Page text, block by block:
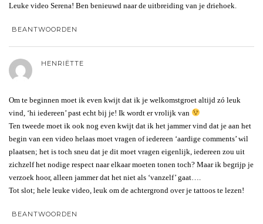
Leuke video Serena! Ben benieuwd naar de uitbreiding van je driehoek.
BEANTWOORDEN
HENRIËTTE
Om te beginnen moet ik even kwijt dat ik je welkomstgroet altijd zó leuk
vind, ‘hi iedereen’ past echt bij je! Ik wordt er vrolijk van
Ten tweede moet ik ook nog even kwijt dat ik het jammer vind dat je aan het
begin van een video helaas moet vragen of iedereen ‘aardige comments’ wil
plaatsen; het is toch sneu dat je dit moet vragen eigenlijk, iedereen zou uit
zichzelf het nodige respect naar elkaar moeten tonen toch? Maar ik begrijp je
verzoek hoor, alleen jammer dat het niet als ‘vanzelf’ gaat….
Tot slot; hele leuke video, leuk om de achtergrond over je tattoos te lezen!
BEANTWOORDEN